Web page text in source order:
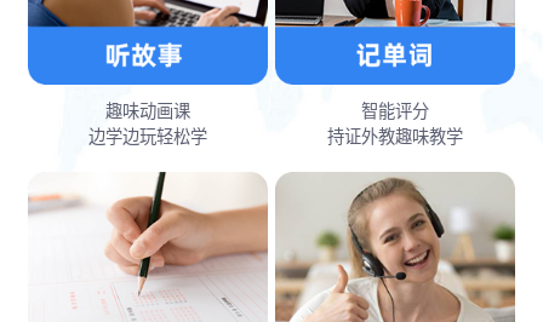
趣味动画课
边学边玩轻松学
智能评分
持证外教趣味教学